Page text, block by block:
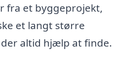
fra et byggeprojekt,
et langt større
altid hjælp at finde.